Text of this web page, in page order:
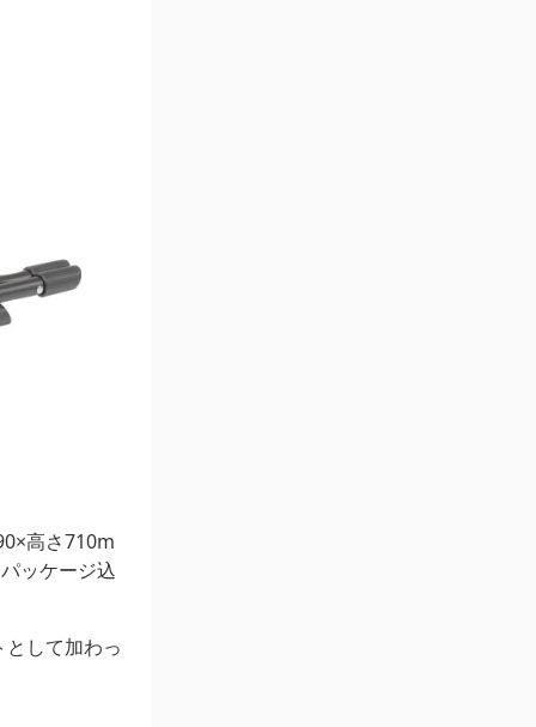
高さ710m
ッケージ込
して加わっ